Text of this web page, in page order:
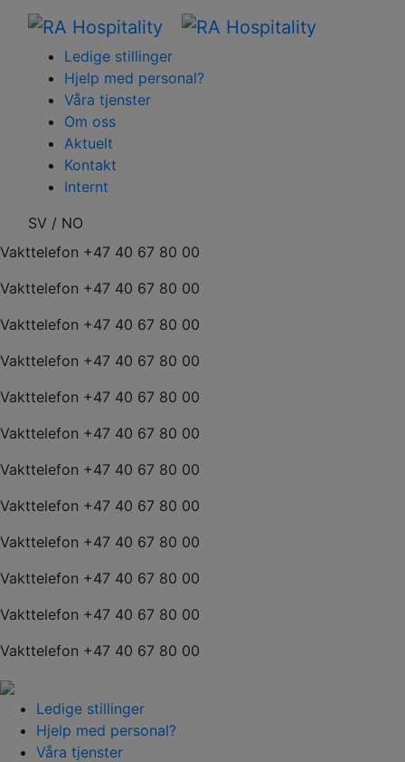
Ledige stillinger
Hjelp med personal?
Våra tjenster
Om oss
Aktuelt
Kontakt
Internt
SV / NO
Vakttelefon +47 40 67 80 00
Vakttelefon +47 40 67 80 00
Vakttelefon +47 40 67 80 00
Vakttelefon +47 40 67 80 00
Vakttelefon +47 40 67 80 00
Vakttelefon +47 40 67 80 00
Vakttelefon +47 40 67 80 00
Vakttelefon +47 40 67 80 00
Vakttelefon +47 40 67 80 00
Vakttelefon +47 40 67 80 00
Vakttelefon +47 40 67 80 00
Vakttelefon +47 40 67 80 00
Ledige stillinger
Hjelp med personal?
Våra tjenster